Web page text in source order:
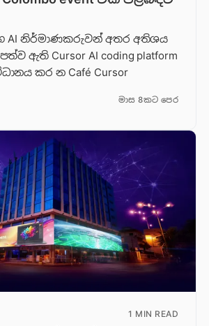
AI නිර්මාණකරුවන් අතර අතිශය
ඇති Cursor AI coding platform
කර න Café Cursor
මාස 8කට පෙර
1 MIN READ